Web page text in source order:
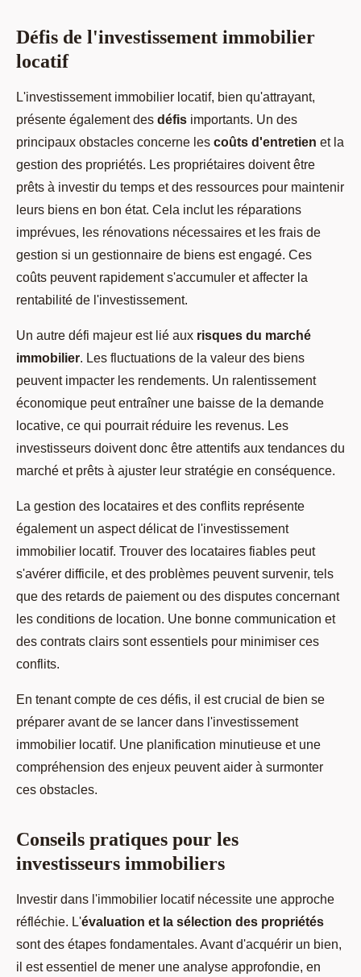
Défis de l'investissement immobilier
locatif
L'investissement immobilier locatif, bien qu'attrayant,
présente également des défis importants. Un des
principaux obstacles concerne les coûts d'entretien et la
gestion des propriétés. Les propriétaires doivent être
prêts à investir du temps et des ressources pour maintenir
leurs biens en bon état. Cela inclut les réparations
imprévues, les rénovations nécessaires et les frais de
gestion si un gestionnaire de biens est engagé. Ces
coûts peuvent rapidement s'accumuler et affecter la
rentabilité de l'investissement.
Un autre défi majeur est lié aux risques du marché
immobilier. Les fluctuations de la valeur des biens
peuvent impacter les rendements. Un ralentissement
économique peut entraîner une baisse de la demande
locative, ce qui pourrait réduire les revenus. Les
investisseurs doivent donc être attentifs aux tendances du
marché et prêts à ajuster leur stratégie en conséquence.
La gestion des locataires et des conflits représente
également un aspect délicat de l'investissement
immobilier locatif. Trouver des locataires fiables peut
s'avérer difficile, et des problèmes peuvent survenir, tels
que des retards de paiement ou des disputes concernant
les conditions de location. Une bonne communication et
des contrats clairs sont essentiels pour minimiser ces
conflits.
En tenant compte de ces défis, il est crucial de bien se
préparer avant de se lancer dans l'investissement
immobilier locatif. Une planification minutieuse et une
compréhension des enjeux peuvent aider à surmonter
ces obstacles.
Conseils pratiques pour les
investisseurs immobiliers
Investir dans l'immobilier locatif nécessite une approche
réfléchie. L'évaluation et la sélection des propriétés
sont des étapes fondamentales. Avant d'acquérir un bien,
il est essentiel de mener une analyse approfondie, en